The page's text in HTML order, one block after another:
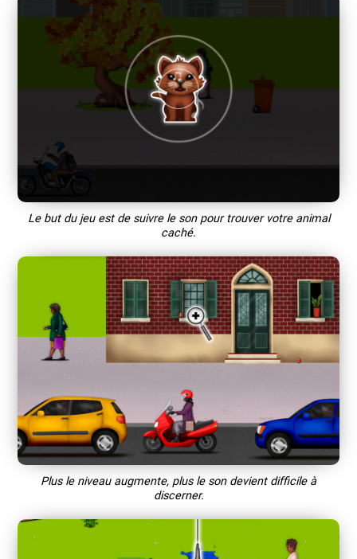
Le but du jeu est de suivre le son pour trouver votre animal
caché.
Plus le niveau augmente, plus le son devient difficile à
discerner.